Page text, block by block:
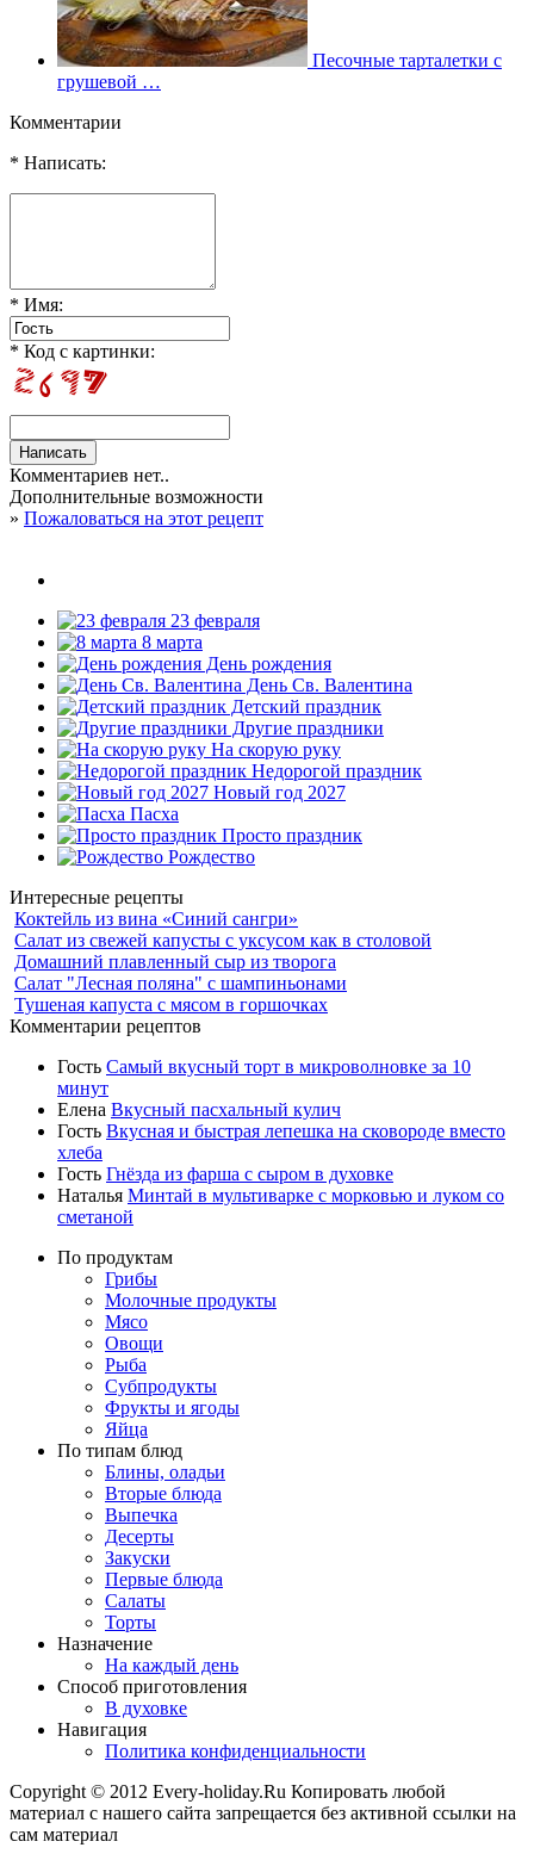
Песочные тарталетки с
грушевой …
Комментарии
* Написать:
* Имя:
* Код с картинки:
Комментариев нет..
Дополнительные возможности
» Пожаловаться на этот рецепт
23 февраля
8 марта
День рождения
День Св. Валентина
Детский праздник
Другие праздники
На скорую руку
Недорогой праздник
Новый год 2027
Пасха
Просто праздник
Рождество
Интересные рецепты
Коктейль из вина «Синий сангри»
Салат из свежей капусты с уксусом как в столовой
Домашний плавленный сыр из творога
Салат "Лесная поляна" с шампиньонами
Тушеная капуста с мясом в горшочках
Комментарии рецептов
Гость Самый вкусный торт в микроволновке за 10
минут
Елена Вкусный пасхальный кулич
Гость Вкусная и быстрая лепешка на сковороде вместо
хлеба
Гость Гнёзда из фарша с сыром в духовке
Наталья Минтай в мультиварке с морковью и луком со
сметаной
По продуктам
Грибы
Молочные продукты
Мясо
Овощи
Рыба
Субпродукты
Фрукты и ягоды
Яйца
По типам блюд
Блины, оладьи
Вторые блюда
Выпечка
Десерты
Закуски
Первые блюда
Салаты
Торты
Назначение
На каждый день
Способ приготовления
В духовке
Навигация
Политика конфиденциальности
Copyright © 2012 Every-holiday.Ru Копировать любой
материал с нашего сайта запрещается без активной ссылки на
сам материал